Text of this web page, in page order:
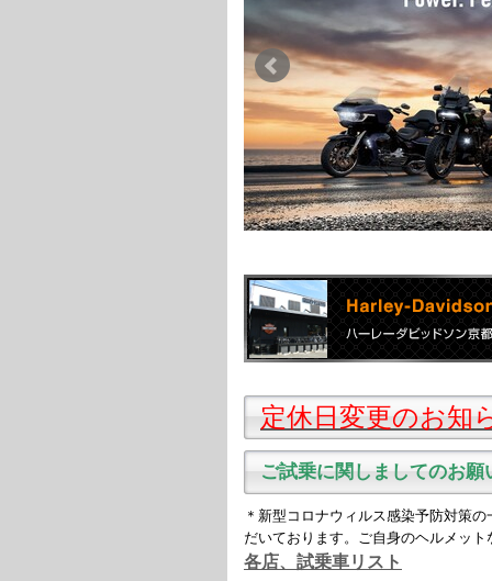
定休日変更のお知
ご試乗に関しましてのお願
＊新型コロナウィルス感染予防対策
だいております。ご自身のヘルメッ
各店、試乗車リスト